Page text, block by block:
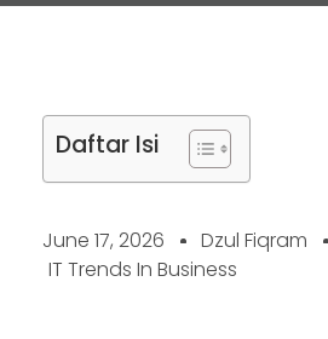
Daftar Isi
June 17, 2026
Dzul Fiqram
IT Trends In Business